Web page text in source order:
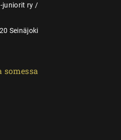
juniorit ry /
Seinäjoki
somessa